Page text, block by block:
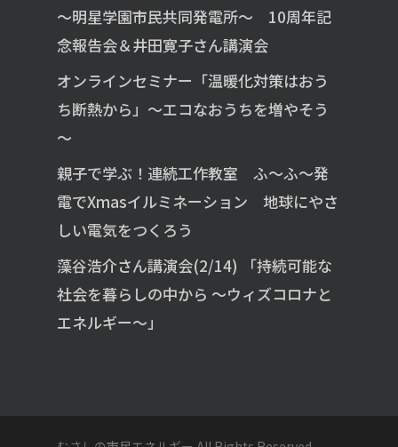
～明星学園市民共同発電所～ 10周年記
念報告会＆井田寛子さん講演会
オンラインセミナー「温暖化対策はおう
ち断熱から」～エコなおうちを増やそう
～
親子で学ぶ！連続工作教室 ふ～ふ～発
電でXmasイルミネーション 地球にやさ
しい電気をつくろう
藻谷浩介さん講演会(2/14) 「持続可能な
社会を暮らしの中から ～ウィズコロナと
エネルギー～」